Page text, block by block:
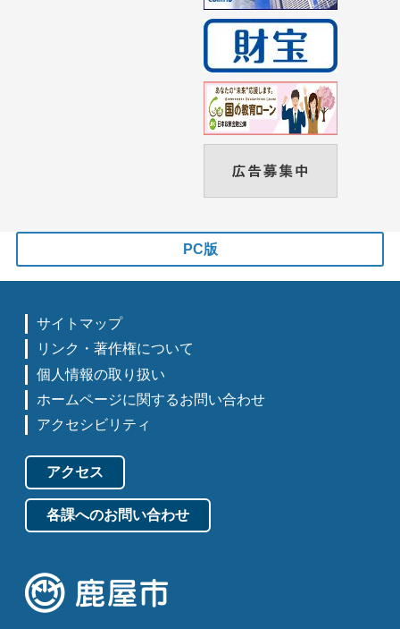
PC版
サイトマップ
リンク・著作権について
個人情報の取り扱い
ホームページに関するお問い合わせ
アクセシビリティ
アクセス
各課へのお問い合わせ